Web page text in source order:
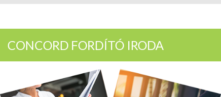
CONCORD FORDÍTÓ IRODA